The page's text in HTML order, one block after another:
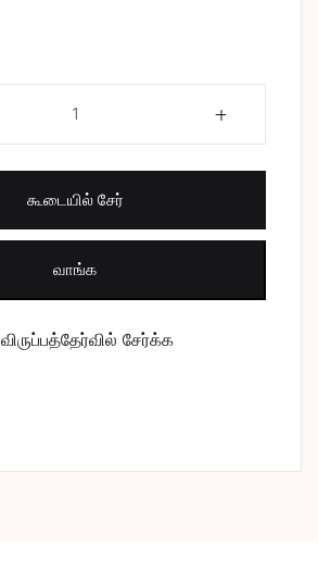
பொது
போட்டித் தேர்வு
கூடையில் சேர்
வாங்க
விருப்பத்தேர்வில் சேர்க்க